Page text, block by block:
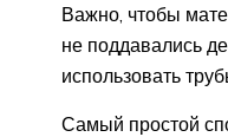
Важно, чтобы
не поддавались
использовать
Самый простой